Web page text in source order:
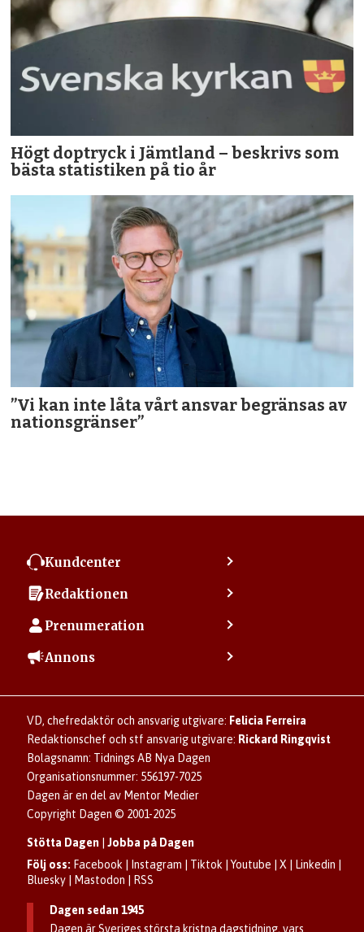
Högt doptryck i Jämtland – beskrivs som
bästa statistiken på tio år
”Vi kan inte låta vårt ansvar begränsas av
nationsgränser”
Kundcenter
Min sida
Vanliga frågor
Användarvillkor
Redaktionen
Tipsa Dagen
Vill du debattera i Dagen?
Dagen förklarar
Upphovsrätt och AI
Om Dagen
Prenumeration
Så skapar du ett konto
Dagen som taltidningen
Senaste numret av eDagen
Dagens arkiv
Annons
Annonsera
Familjeannonser
Se dödsannonser/minnesrum
Anmäl störande/felaktig annons
VD, chefredaktör och ansvarig utgivare: Felicia Ferreira
Redaktionschef och stf ansvarig utgivare: Rickard Ringqvist
Bolagsnamn: Tidnings AB Nya Dagen
Organisationsnummer: 556197-7025
Dagen är en del av Mentor Medier
Copyright Dagen © 2001-2025
Stötta Dagen |Jobba på Dagen
Följ oss: Facebook Instagram Tiktok |Youtube |X Linkedin
Bluesky
Mastodon RSS
Dagen sedan 1945
Dagen är Sveriges största kristna dagstidning, vars